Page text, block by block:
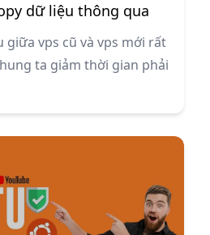
dữ liệu thông qua
giữa vps cũ và vps mới rất
ta giảm thời gian phải
tính rồi upload lên máy